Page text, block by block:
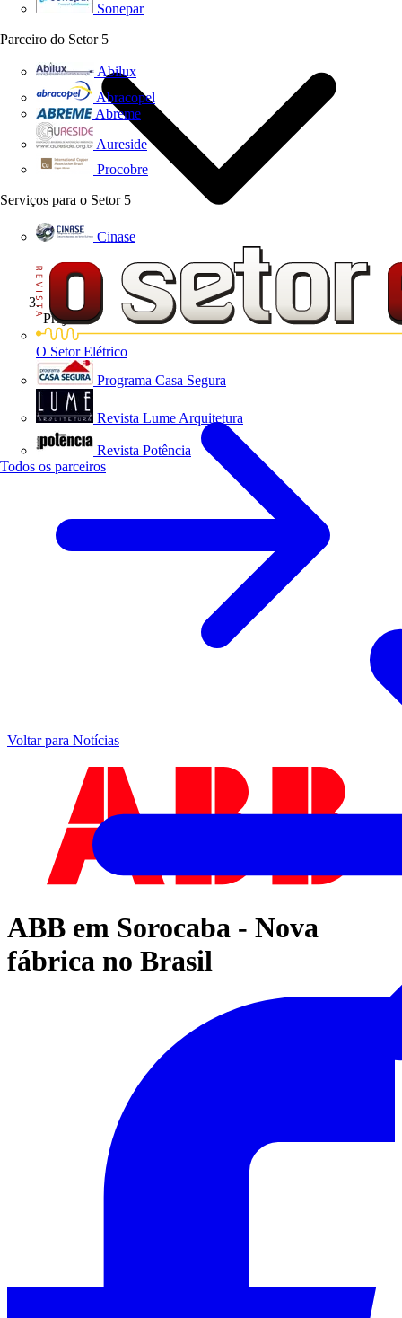
Sonepar
Parceiro do Setor 5
Abilux
Abracopel
Abreme
Aureside
Procobre
Serviços para o Setor 5
Cinase
O Setor Elétrico
Programa Casa Segura
Revista Lume Arquitetura
Revista Potência
Todos os parceiros
Projetos
Voltar para Notícias
ABB em Sorocaba - Nova
fábrica no Brasil